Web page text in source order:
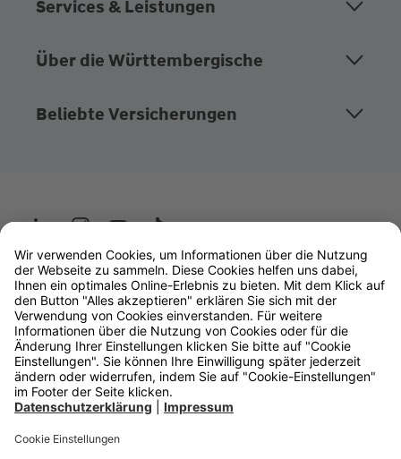
Services & Leistungen
Über die Württembergische
Beliebte Versicherungen
Wüstenrot
W&W Gruppe
OLB Bank
Makler
Impressum
Datenschutz
Rechtliche Hinweise